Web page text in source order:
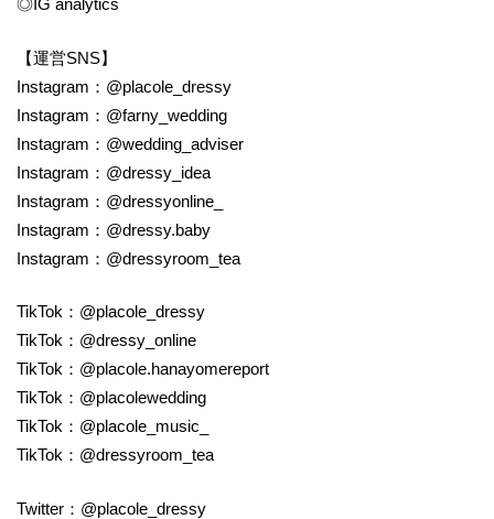
◎IG analytics
【運営SNS】
Instagram：@placole_dressy
Instagram：@farny_wedding
Instagram：@wedding_adviser
Instagram：@dressy_idea
Instagram：@dressyonline_
Instagram：@dressy.baby
Instagram：@dressyroom_tea
TikTok：@placole_dressy
TikTok：@dressy_online
TikTok：@placole.hanayomereport
TikTok：@placolewedding
TikTok：@placole_music_
TikTok：@dressyroom_tea
Twitter：@placole_dressy